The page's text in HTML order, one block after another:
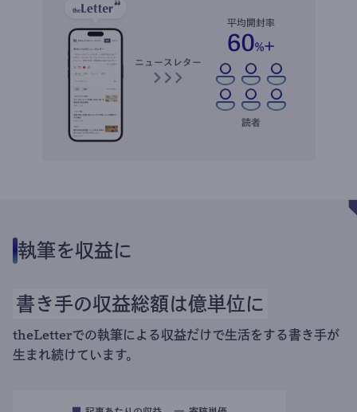
執筆を収益に
書き手の収益総額は億単位に
theLetterでの執筆による収益だけで生活をする書き手が
生まれ続けています。